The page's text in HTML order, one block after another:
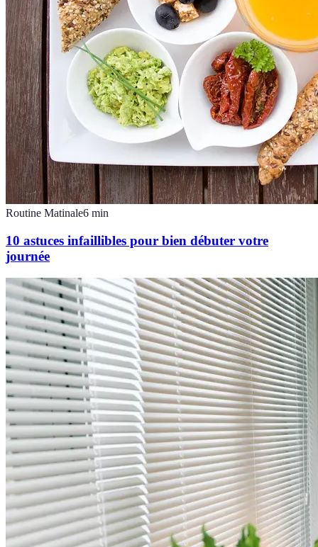
Routine Matinale6 min
10 astuces infaillibles pour bien débuter votre
journée